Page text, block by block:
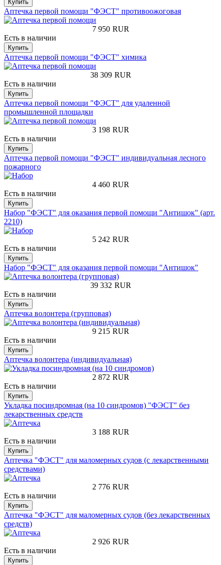
Купить
Аптечка первой помощи "ФЭСТ" противоожоговая
7 950 RUR
Есть в наличии
Купить
Аптечка первой помощи "ФЭСТ" химика
38 309 RUR
Есть в наличии
Купить
Аптечка первой помощи "ФЭСТ" для удаленной
промышленной площадки
3 198 RUR
Есть в наличии
Купить
Аптечка первой помощи "ФЭСТ" индивидуальная лесного
пожарного
4 460 RUR
Есть в наличии
Купить
Набор "ФЭСТ" для оказания первой помощи "Антишок" (арт.
2210)
5 242 RUR
Есть в наличии
Купить
Набор "ФЭСТ" для оказания первой помощи "Антишок"
39 332 RUR
Есть в наличии
Купить
Аптечка волонтера (групповая)
9 215 RUR
Есть в наличии
Купить
Аптечка волонтера (индивидуальная)
2 872 RUR
Есть в наличии
Купить
Укладка посиндромная (на 10 синдромов) "ФЭСТ" без
лекарственных средств
3 188 RUR
Есть в наличии
Купить
Аптечка "ФЭСТ" для маломерных судов (с лекарственными
средствами)
2 776 RUR
Есть в наличии
Купить
Аптечка "ФЭСТ" для маломерных судов (без лекарственных
средств)
2 926 RUR
Есть в наличии
Купить